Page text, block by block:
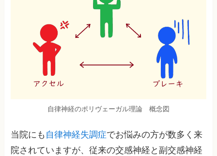
自律神経のポリヴェーガル理論 概念図
当院にも 自律神経失調症でお悩みの方が数多く来
院されていますが、従来の交感神経と副交感神経